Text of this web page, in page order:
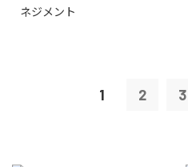
ネジメント
1 2 3